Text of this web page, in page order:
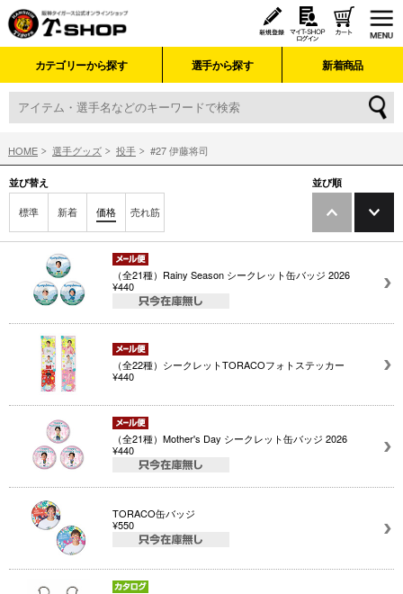
カテゴリーから探す 選手から探す 新着商品
HOME 選手グッズ 投手 #27 伊藤将司
並び替え
標準 新着 価格 売れ筋
並び順
（全21種）Rainy Season シークレット缶バッジ 2026
¥440
（全22種）シークレットTORACOフォトステッカー
¥440
（全21種）Mother's Day シークレット缶バッジ 2026
¥440
TORACO缶バッジ
¥550